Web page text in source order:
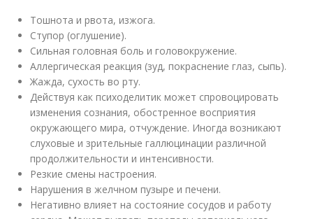
Тошнота и рвота, изжога.
Ступор (оглушение).
Сильная головная боль и головокружение.
Аллергическая реакция (зуд, покраснение глаз, сыпь).
Жажда, сухость во рту.
Действуя как психоделитик может спровоцировать
изменения сознания, обостренное восприятия
окружающего мира, отчуждение. Иногда возникают
слуховые и зрительные галлюцинации различной
продолжительности и интенсивности.
Резкие смены настроения.
Нарушения в желчном пузыре и печени.
Негативно влияет на состояние сосудов и работу